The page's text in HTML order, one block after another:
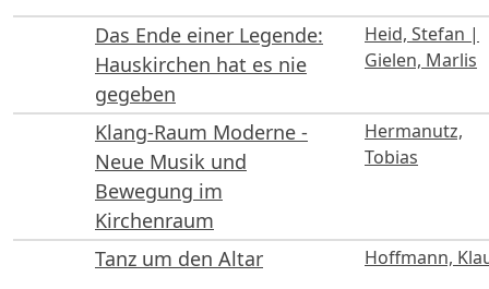
Das Ende einer Legende:
Hauskirchen hat es nie
gegeben
Heid, Stefan |
Gielen, Marlis
Klang-Raum Moderne -
Neue Musik und
Bewegung im
Kirchenraum
Hermanutz,
Tobias
Tanz um den Altar Hoffmann,